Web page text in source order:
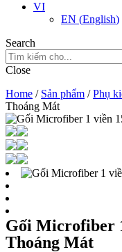
VI
EN (English)
Search
Close
Home / Sản phẩm /Phụ
Thoáng Mát
Gối Microfiber
Thoáng Mát